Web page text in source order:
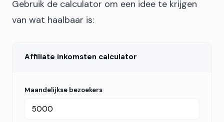
Gebruik de calculator om een idee te krijgen
van wat haalbaar is:
Affiliate inkomsten calculator
Maandelijkse bezoekers